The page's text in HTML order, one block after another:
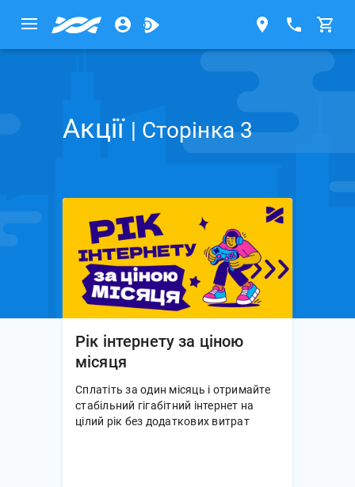
Акції | Сторінка 3
Рік інтернету за ціною
місяця
Сплатіть за один місяць і отримайте
стабільний гігабітний інтернет на
цілий рік без додаткових витрат